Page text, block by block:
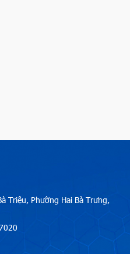
Triệu, Phường Hai Bà Trưng,